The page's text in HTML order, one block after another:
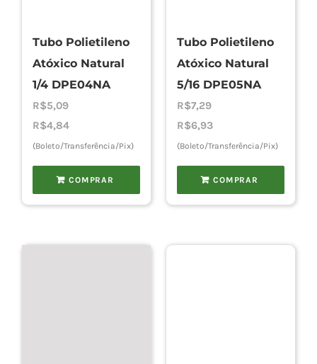
Tubo Polietileno
Atóxico Natural
1/4 DPE04NA
R$5,09
R$4,84
(Boleto/Transferência/Pix)
COMPRAR
Tubo Polietileno
Atóxico Natural
5/16 DPE05NA
R$7,29
R$6,93
(Boleto/Transferência/Pix)
COMPRAR